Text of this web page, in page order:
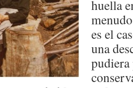
huella
es el
una